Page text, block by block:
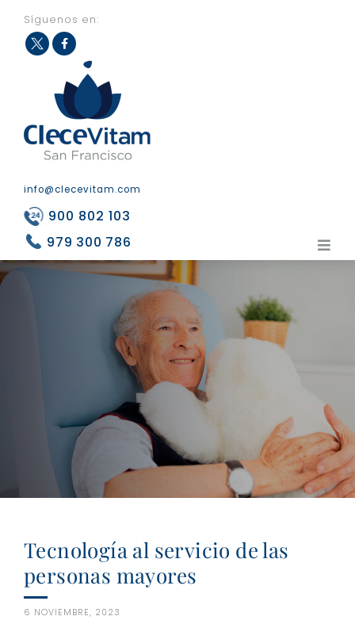
Síguenos en:
eb
ook
info@clecevitam.com
900 802 103
979 300 786
Tecnología al servicio de las
personas mayores
6 NOVIEMBRE, 2023